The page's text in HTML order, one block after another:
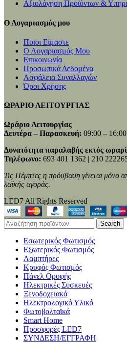
Αξιολόγηση Προϊόντων &
Ο Λογαριασμός μου
Ποιοι Είμαστε
Ο Λογαριασμός Μου
Επικοινωνία
Προσωπικά Δεδομένα
Ασφάλεια Συναλλαγών
Όροι Χρήσης
ΩΡΑΡΙΟ ΛΕΙΤΟΥΡΓΙΑΣ
Ωράριο Λειτουργίας
Δευτέρα – Παρασκευή: 09:00 – 16:00
Δυνατότητα παραλαβής εκτός
Τηλέφωνο: 693 401 1362 | 210
Τις Πέμπτες η πρόσβαση γίνεται μόνο
λαϊκής αγοράς.
LED7 All Rights Reserved
Search
Εσωτερικός Φωτισμός
Εξωτερικός Φωτισμός
Λαμπτήρες
Κρυφός Φωτισμός
Πάνελ Οροφής
Ηλεκτρικές Συσκευές
Ξενοδοχειακά
Ηλεκτρολογικό Υλικό
Φωτοβολταϊκά
Smart Home
Προσφορές LED7
ΣΥΝΔΕΣΗ/ΕΓΓΡΑΦΗ